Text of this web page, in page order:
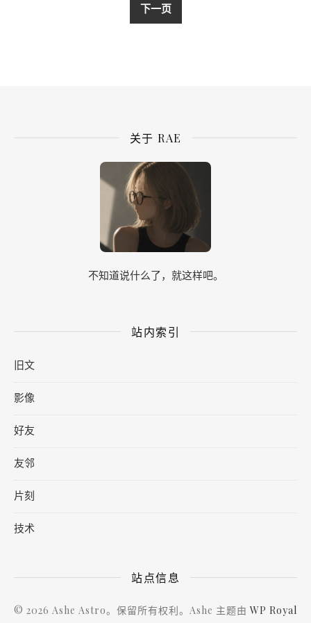
下一页
关于 RAE
不知道说什么了，就这样吧。
站内索引
旧文
影像
好友
友邻
片刻
技术
站点信息
© 2026 Ashe Astro。保留所有权利。Ashe 主题由 WP Royal